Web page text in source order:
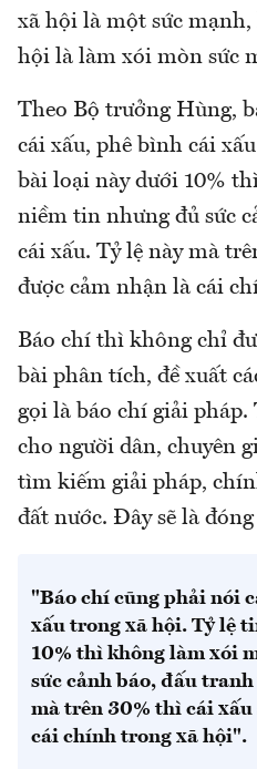
xã hội là một sức
hội là làm xói mòn sức
Theo Bộ trưởng Hùng,
cái xấu, phê bình cái
bài loại này dưới 10%
niềm tin nhưng đủ sức
cái xấu. Tỷ lệ này mà
được cảm nhận là cái
Báo chí thì không chỉ
bài phân tích, đề xuất
gọi là báo chí giải pháp.
cho người dân, chuyên
tìm kiếm giải pháp,
đất nước. Đây sẽ là
"Báo chí cũng phải nói
xấu trong xã hội. Tỷ lệ
10% thì không làm xói
sức cảnh báo, đấu
mà trên 30% thì cái xấu
cái chính trong xã hội".